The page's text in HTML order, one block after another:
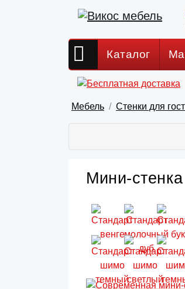
Каталог
Мебель Стенки для
Мини-